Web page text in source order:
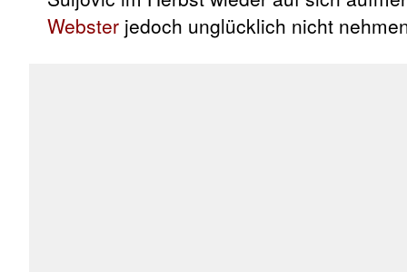
Webster jedoch unglücklich nicht